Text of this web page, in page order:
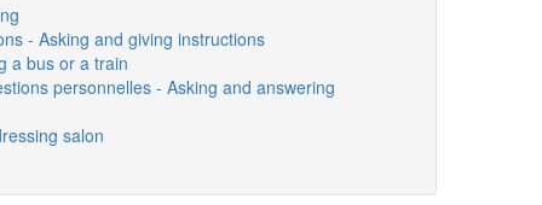
- Asking and giving instructions
a bus or a train
personnelles - Asking and answering
salon